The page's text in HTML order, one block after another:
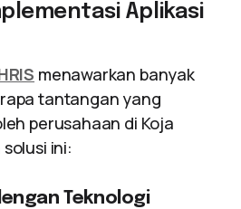
Aplikasi
menawarkan banyak
tantangan yang
perusahaan di Koja
ini:
Teknologi